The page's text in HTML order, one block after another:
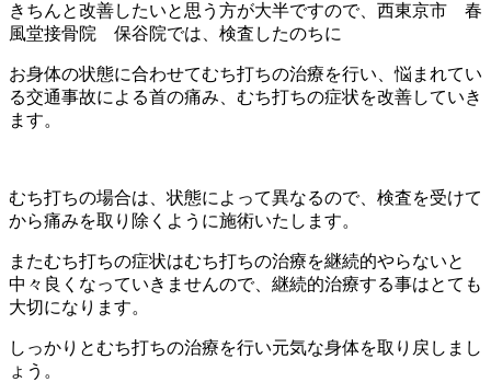
きちんと改善したいと思う方が大半ですので、西東京市 春
風堂接骨院 保谷院では、検査したのちに
お身体の状態に合わせてむち打ちの治療を行い、悩まれてい
る交通事故による首の痛み、むち打ちの症状を改善していき
ます。
むち打ちの場合は、状態によって異なるので、検査を受けて
から痛みを取り除くように施術いたします。
またむち打ちの症状はむち打ちの治療を継続的やらないと
中々良くなっていきませんので、継続的治療する事はとても
大切になります。
しっかりとむち打ちの治療を行い元気な身体を取り戻しまし
ょう。